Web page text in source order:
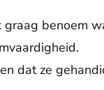
benoem
dat ze